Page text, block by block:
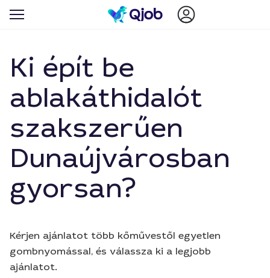
Ki épít be
ablakáthidalót
szakszerűen
Dunaújvárosban
gyorsan?
Kérjen ajánlatot több kőművestől egyetlen
gombnyomással, és válassza ki a legjobb
ajánlatot.